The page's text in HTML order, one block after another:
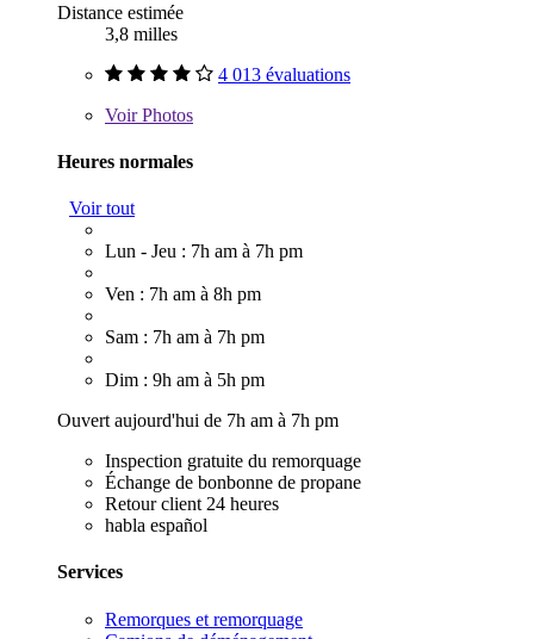
Distance estimée
3,8 milles
4 013 évaluations
VoirPhotos
Heures normales
Voir tout
Lun - Jeu : 7h am à 7h pm
Ven : 7h am à 8h pm
Sam : 7h am à 7h pm
Dim : 9h am à 5h pm
Ouvert aujourd'hui de 7h am à 7h pm
Inspection gratuite du remorquage
Échange de bonbonne de propane
Retour client 24 heures
habla español
Services
Remorques et remorquage